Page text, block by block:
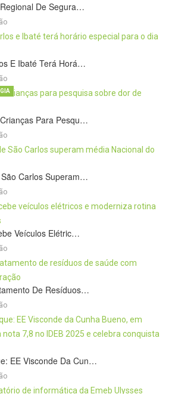
De Segura…
E Ibaté Terá Horá…
Para Pesqu…
Carlos Superam…
Veículos Elétric…
De Resíduos…
EE Visconde Da Cun…